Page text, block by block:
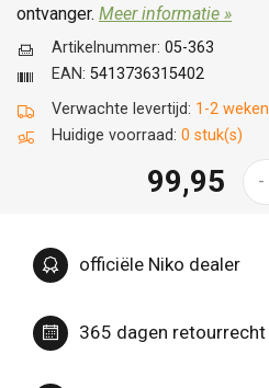
ontvanger. Meer informatie »
Verwachte levertijd: 1-2 weken
Huidige voorraad: 0 stuk(s)
Artikelnummer: 05-363
EAN: 5413736315402
99,95 -
officiële Niko dealer
365 dagen retourrecht